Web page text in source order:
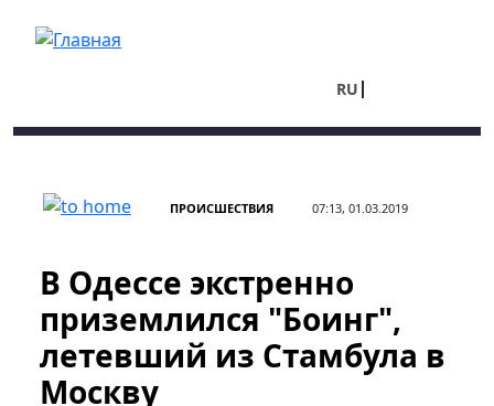
RU
ПРОИСШЕСТВИЯ 07:13, 01.03.2019
В Одессе экстренно
приземлился "Боинг",
летевший из Стамбула в
Москву